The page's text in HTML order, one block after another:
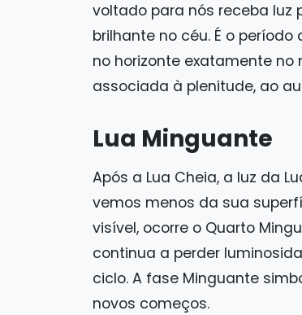
voltado para nós receba
brilhante no céu. É o
no horizonte exatamente no
associada à plenitude, ao
Lua Minguante
Após a Lua Cheia, a luz da
vemos menos da sua
visível, ocorre o Quarto
continua a perder
ciclo. A fase Minguante
novos começos.